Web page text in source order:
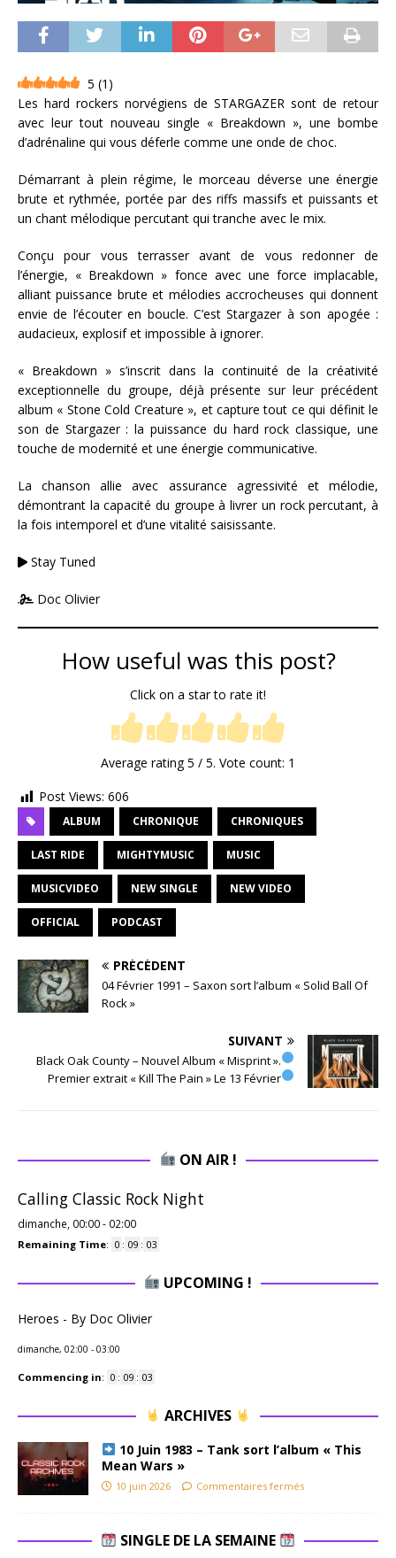
5 (1 )
Les hard rockers norvégiens de STARGAZER sont de retour
avec leur tout nouveau single « Breakdown », une bombe
d’adrénaline qui vous déferle comme une onde de choc.
Démarrant à plein régime, le morceau déverse une énergie
brute et rythmée, portée par des riffs massifs et puissants et
un chant mélodique percutant qui tranche avec le mix.
Conçu pour vous terrasser avant de vous redonner de
l’énergie, « Breakdown » fonce avec une force implacable,
alliant puissance brute et mélodies accrocheuses qui donnent
envie de l’écouter en boucle. C’est Stargazer à son apogée :
audacieux, explosif et impossible à ignorer.
« Breakdown » s’inscrit dans la continuité de la créativité
exceptionnelle du groupe, déjà présente sur leur précédent
album « Stone Cold Creature », et capture tout ce qui définit le
son de Stargazer : la puissance du hard rock classique, une
touche de modernité et une énergie communicative.
La chanson allie avec assurance agressivité et mélodie,
démontrant la capacité du groupe à livrer un rock percutant, à
la fois intemporel et d’une vitalité saisissante.
Stay Tuned
Doc Olivier
How useful was this post?
Click on a star to rate it!
Average rating5 / 5. Vote count: 1
Post Views: 606
ALBUM CHRONIQUE CHRONIQUES
LAST RIDE MIGHTYMUSIC MUSIC
MUSICVIDEO NEW SINGLE NEW VIDEO
OFFICIAL PODCAST
PRÉCÉDENT
04 Février 1991 – Saxon sort l’album « Solid Ball Of
Rock »
SUIVANT
Black Oak County – Nouvel Album « Misprint ».
Premier extrait « Kill The Pain » Le 13 Février
ON AIR !
Calling Classic Rock Night
dimanche, 00:00- 02:00
Remaining Time: 0 : 09 : 02
UPCOMING !
Heroes - By Doc Olivier
dimanche, 02:00 - 03:00
Commencing in: 0 : 09 : 02
ARCHIVES
10 Juin 1983 – Tank sort l’album « This
Mean Wars »
10 juin 2026 Commentaires fermés
SINGLE DE LA SEMAINE